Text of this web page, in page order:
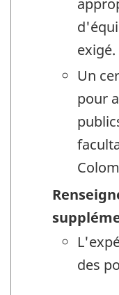
exigé.
Un
pour
des